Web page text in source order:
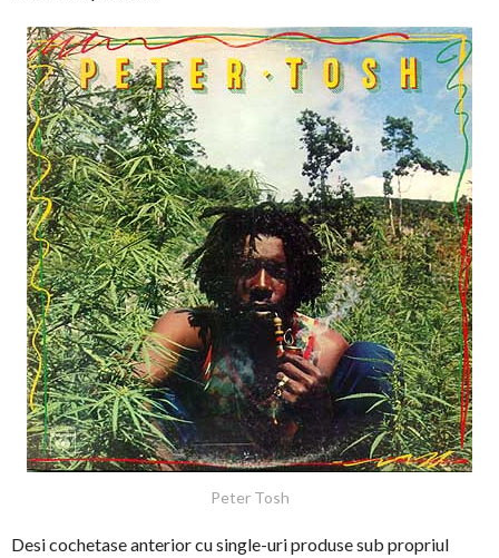
Peter Tosh
Desi cochetase anterior cu single-uri produse sub propriul